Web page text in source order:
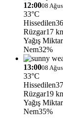
12:0008
33°C
Hissedilen
Rüzgar17
Yağış
Nem32%
13:0008
33°C
Hissedilen
Rüzgar19
Yağış
Nem35%